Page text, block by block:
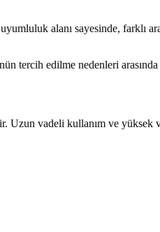
alanı sayesinde, farklı
tercih edilme nedenleri arasında
Uzun vadeli kullanım ve